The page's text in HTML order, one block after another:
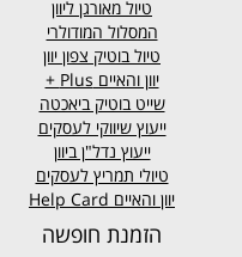
טיול מאורגן ליוון
המסלול המודולרי
טיול בוטיק צפון יוון
יוון והאיים Plus +
שייט בוטיק ביאכטה
ייעוץ שיווקי לעסקים
ייעוץ נדל"ן ביוון
טיולי תמריץ לעסקים
יוון והאיים Help Card
הזמנת חופשה